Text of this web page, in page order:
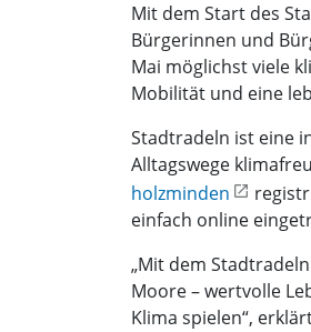
Mit dem Start des
Bürgerinnen und
Mai möglichst viele
Mobilität und eine
Stadtradeln ist eine
Alltagswege
holzminden
einfach online
„Mit dem
Moore – wertvolle
Klima spielen“,